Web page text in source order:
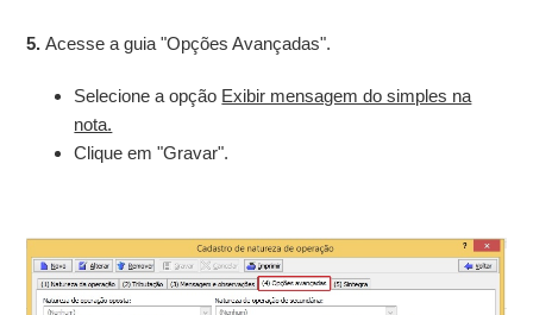
5.Acesse a guia "Opções Avançadas".
Selecione a opção Exibir mensagem do simples na
nota.
Clique em "Gravar".